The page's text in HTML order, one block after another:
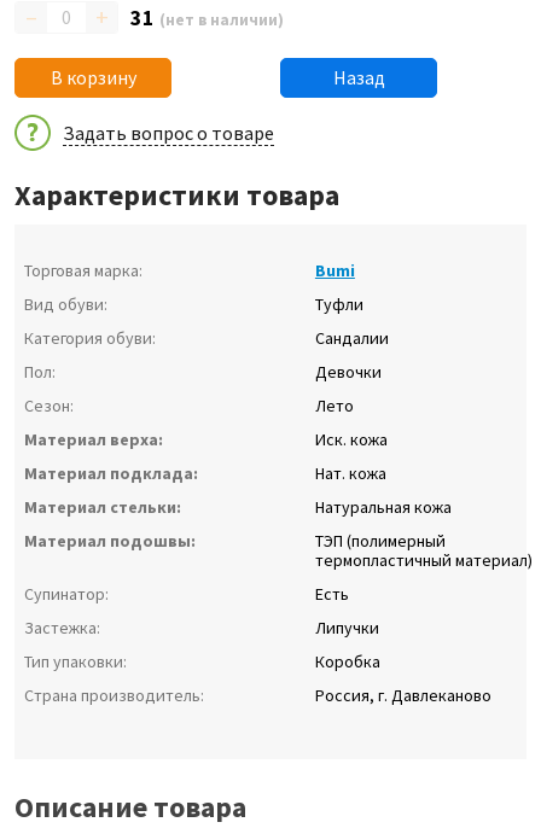
– + 31 (нет в наличии)
В корзину Назад
Задать вопрос о товаре
Характеристики товара
Торговая марка:
Bumi
Вид обуви:
Туфли
Категория обуви:
Сандалии
Пол:
Девочки
Сезон:
Лето
Материал верха:
Иск. кожа
Материал подклада:
Нат. кожа
Материал стельки:
Натуральная кожа
Материал подошвы:
ТЭП (полимерный
термопластичный материал)
Супинатор:
Есть
Застежка:
Липучки
Тип упаковки:
Коробка
Страна производитель:
Россия, г. Давлеканово
Описание товара